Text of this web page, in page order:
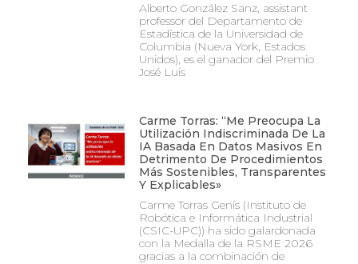
Alberto González Sanz, assistant
professor del Departamento de
Estadística de la Universidad de
Columbia (Nueva York, Estados
Unidos), es el ganador del Premio
José Luis
Carme Torras: “Me Preocupa La
Utilización Indiscriminada De La
IA Basada En Datos Masivos En
Detrimento De Procedimientos
Más Sostenibles, Transparentes
Y Explicables»
Carme Torras Genís (Instituto de
Robótica e Informática Industrial
(CSIC-UPC)) ha sido galardonada
con la Medalla de la RSME 2026
gracias a la combinación de